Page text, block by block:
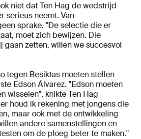
niet dat Ten Hag de wedstrijd
serieus neemt. Van
sprake. "De selectie die er
moet zich bewijzen. Die
gaan zetten, willen we succesvol
tegen Besiktas moeten stellen
Edson Álvarez. "Edson moeten
wisselen", knikte Ten Hag
houd ik rekening met jongens die
maar ook met de ontwikkeling
andere samenstellingen en
om de ploeg beter te maken."